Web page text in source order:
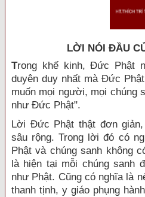
LỜI NÓI ÐẦU
Trong khế kinh, Đức Phật
duyên duy nhất mà Đức
muốn mọi người, mọi chúng
như Đức Phật".
Lời Đức Phật thật đơn
sâu rộng. Trong lời đó có
Phật và chúng sanh không
là hiện tại mỗi chúng sanh
như Phật. Cũng có nghĩa là
thanh tịnh, y giáo phụng